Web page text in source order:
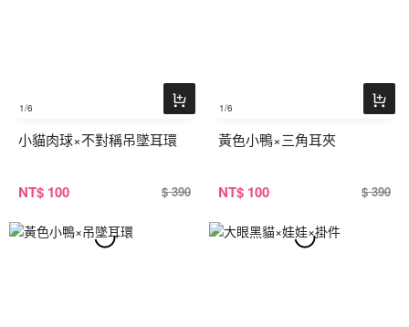
1/6
小貓肉球×不對稱吊墜耳環
NT$ 100 $ 390
1/6
黃色小鴨×三角耳夾
NT$ 100 $ 390